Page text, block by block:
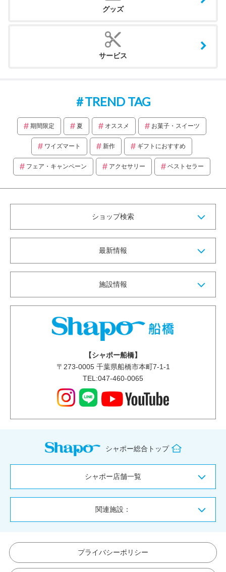
グッズ
サービス
TREND TAG
期間限定 夏 オススメ お菓子・スイーツ
ワイズマート 新作 ギフトにおすすめ
フェア・キャンペーン アクセサリー ベストセラー
ショップ検索
最新情報
施設情報
【シャポー船橋】
〒 273-0005千葉県船橋市本町7-1-1
TEL:047-460-0065
シャポー総合トップ
シャポー店舗一覧
関連施設：
プライバシーポリシー